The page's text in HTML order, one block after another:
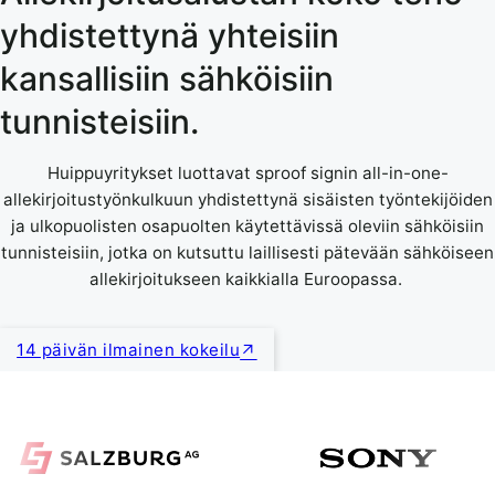
yhdistettynä yhteisiin
kansallisiin sähköisiin
tunnisteisiin.
Huippuyritykset luottavat sproof signin all-in-one-
allekirjoitustyönkulkuun yhdistettynä sisäisten työntekijöiden
ja ulkopuolisten osapuolten käytettävissä oleviin sähköisiin
tunnisteisiin, jotka on kutsuttu laillisesti pätevään sähköiseen
allekirjoitukseen kaikkialla Euroopassa.
14 päivän ilmainen kokeilu